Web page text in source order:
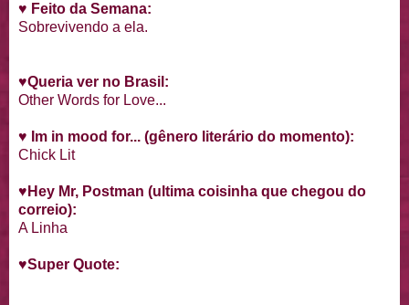
♥ Feito da Semana:
Sobrevivendo a ela.
♥Queria ver no Brasil:
Other Words for Love...
♥ Im in mood for... (gênero literário do momento):
Chick Lit
♥ Hey Mr, Postman (ultima coisinha que chegou do
correio):
A Linha
♥Super Quote: